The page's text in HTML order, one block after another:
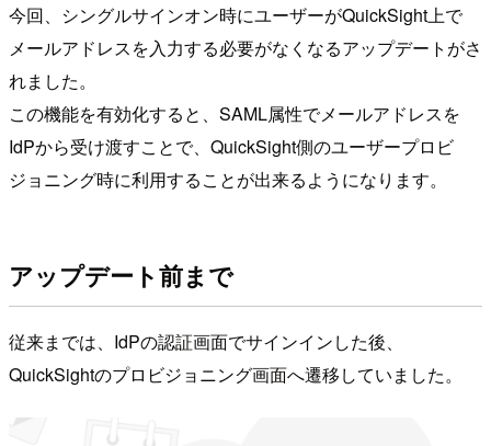
今回、シングルサインオン時にユーザーがQuickSight上で
メールアドレスを入力する必要がなくなるアップデートがさ
れました。
この機能を有効化すると、SAML属性でメールアドレスを
IdPから受け渡すことで、QuickSight側のユーザープロビ
ジョニング時に利用することが出来るようになります。
アップデート前まで
従来までは、IdPの認証画面でサインインした後、
QuickSightのプロビジョニング画面へ遷移していました。